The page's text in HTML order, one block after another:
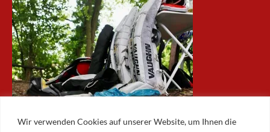
Wir verwenden Cookies auf unserer Website, um Ihnen die